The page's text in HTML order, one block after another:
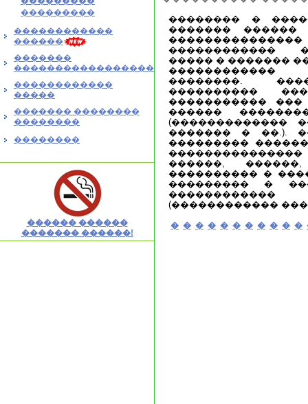
���������
������������
������
�������
�����������������
������������
�����
������� ��������
��������
��������
������ ������
������� ������!
�������� �
������� ������
������������
����� � �������
��������.
����������
�����������
������
(�������������
������� � ��.).
���������
������,
���������� �
��������� �
������������
(������������
� � � � � � � � � � �